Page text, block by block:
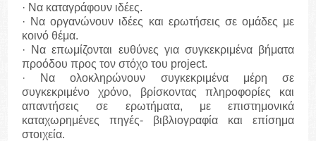
· Να καταγράφουν ιδέες.
· Να οργανώνουν ιδέες και ερωτήσεις σε ομάδες με
κοινό θέμα.
· Να επωμίζονται ευθύνες για συγκεκριμένα βήματα
προόδου προς τον στόχο του project.
· Να ολοκληρώνουν συγκεκριμένα μέρη σε
συγκεκριμένο χρόνο, βρίσκοντας πληροφορίες και
απαντήσεις σε ερωτήματα, με επιστημονικά
καταχωρημένες πηγές- βιβλιογραφία και επίσημα
στοιχεία.